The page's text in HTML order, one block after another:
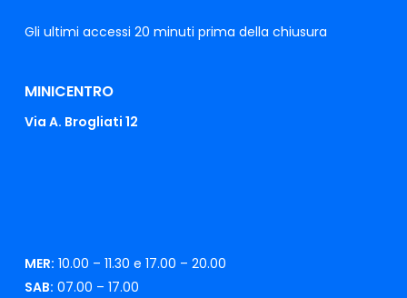
Gli ultimi accessi 20 minuti prima della chiusura
MINICENTRO
Via A. Brogliati 12
MER: 10.00 – 11.30 e 17.00 – 20.00
SAB: 07.00 – 17.00